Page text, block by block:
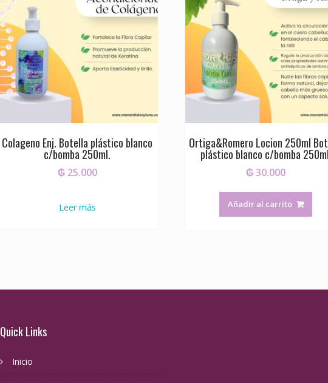
Colageno Enj. Botella plástico blanco
c/bomba 250ml.
₲25.000
Leer más
Ortiga&Romero Locion 250ml
plástico blanco c/bomba
₲30.000
Añadir al carrito
Quick Links
Inicio